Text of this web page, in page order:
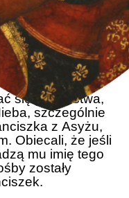
podzielała jego
religijnych.
się potomstwa,
szczególnie
z Asyżu,
Obiecali, że jeśli
mu imię tego
zostały